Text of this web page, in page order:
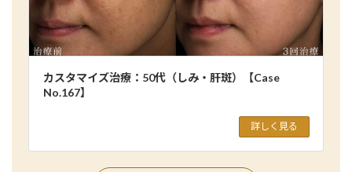
カスタマイズ治療：50代（しみ・肝斑）【Case
No.167】
詳しく見る